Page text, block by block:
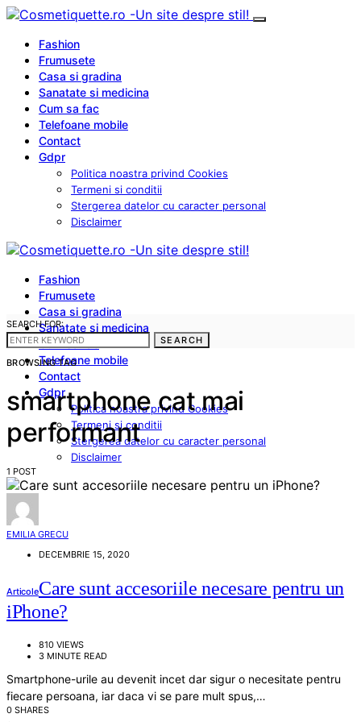
Fashion
Frumusete
Casa si gradina
Sanatate si medicina
Cum sa fac
Telefoane mobile
Contact
Gdpr
Politica noastra privind Cookies
Termeni si conditii
Stergerea datelor cu caracter personal
Disclaimer
Fashion
Frumusete
Casa si gradina
Sanatate si medicina
Cum sa fac
Telefoane mobile
Contact
Gdpr
Politica noastra privind Cookies
Termeni si conditii
Stergerea datelor cu caracter personal
Disclaimer
SEARCH FOR:
SEARCH
BROWSING TAG
smartphone cat mai
performant
1 POST
EMILIA GRECU
DECEMBRIE 15, 2020
ArticoleCare sunt accesoriile necesare pentru un
iPhone?
810 VIEWS
3 MINUTE READ
Smartphone-urile au devenit incet dar sigur o necesitate pentru
fiecare persoana, iar daca vi se pare mult spus,…
0 SHARES